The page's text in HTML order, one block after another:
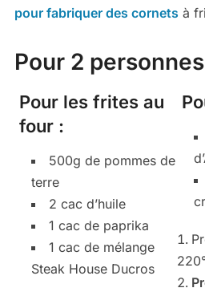
pour fabriquer des cornets à
Pour 2
Pour les frites au
four :
500g de pommes de
terre
2 cac d’huile
1 cac de paprika
1 cac de mélange
Steak House Ducros